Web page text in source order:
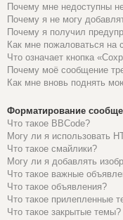
Почему мне недоступны
Почему я не могу
Почему я получил
Как мне пожаловаться на
Что означает кнопка
Почему моё сообщение
Как мне вновь поднять
Форматирование
Что такое BBCode?
Могу ли я использовать
Что такое смайлики?
Могу ли я добавлять
Что такое важные
Что такое объявления?
Что такое прилепленные
Что такое закрытые темы?